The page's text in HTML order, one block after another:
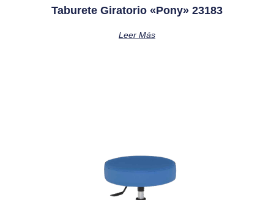
Taburete Giratorio «pony» 23183
Leer Más